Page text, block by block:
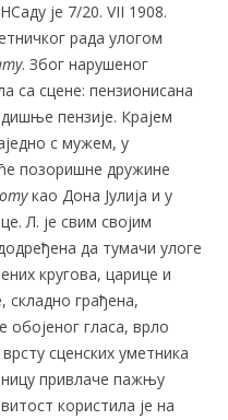
је 7/20. VII 1908.
рада улогом
. Због нарушеног
са сцене: пензионисана
пензије. Крајем
с мужем, у
позоришне дружине
као Дона Јулија и у
Л. је свим својим
да тумачи улоге
кругова, царице и
складно грађена,
обојеног гласа, врло
сценских уметника
привлаче пажњу
користила је на